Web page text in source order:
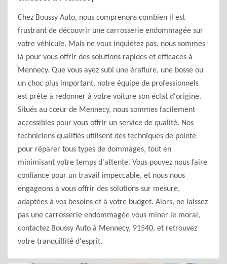
Chez Boussy Auto, nous comprenons combien il est
frustrant de découvrir une carrosserie endommagée sur
votre véhicule. Mais ne vous inquiétez pas, nous sommes
là pour vous offrir des solutions rapides et efficaces à
Mennecy. Que vous ayez subi une éraflure, une bosse ou
un choc plus important, notre équipe de professionnels
est prête à redonner à votre voiture son éclat d'origine.
Situés au cœur de Mennecy, nous sommes facilement
accessibles pour vous offrir un service de qualité. Nos
techniciens qualifiés utilisent des techniques de pointe
pour réparer tous types de dommages, tout en
minimisant votre temps d'attente. Vous pouvez nous faire
confiance pour un travail impeccable, et nous nous
engageons à vous offrir des solutions sur mesure,
adaptées à vos besoins et à votre budget. Alors, ne laissez
pas une carrosserie endommagée vous miner le moral,
contactez Boussy Auto à Mennecy, 91540, et retrouvez
votre tranquillité d'esprit.